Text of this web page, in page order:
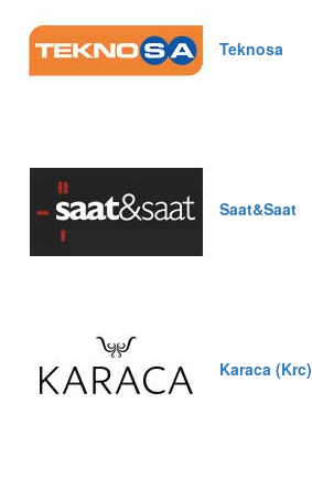
Teknosa
Saat&Saat
Karaca (Krc)